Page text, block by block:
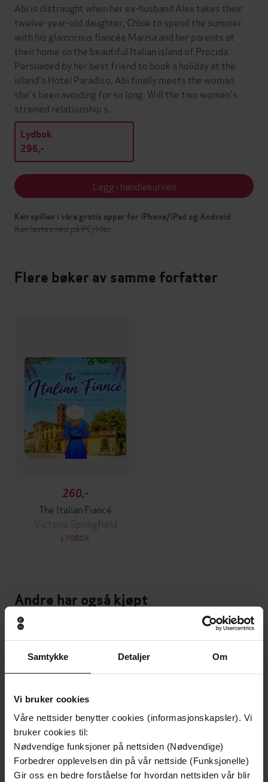
Samtykke Detaljer Om
Vi bruker cookies
Våre nettsider benytter cookies (informasjonskapsler). Vi
bruker cookies til:
Nødvendige funksjoner på nettsiden (Nødvendige)
Forbedrer opplevelsen din på vår nettside (Funksjonelle)
Gir oss en bedre forståelse for hvordan nettsiden vår blir
Abi is distraught when her ex-husband Alex takes their
twelve-year-old daughter, Chloe to spend the summer
with his glamorous fiancée Marisa and her parents at
their home on the beautiful Italian island of Procida.
Persuaded by her best friend to book a holiday at the
island's Hotel Paradiso, Abi finally meets the woman
she's been avoiding for so long. Will the two women's
strained relationship s…
Lydbok
296,-
Legg i handlekurven
Kan spilles i våre gratis apper for iPhone/iPad og Android
Kan lastes ned på PC/Mac
Flere bøker av samme forfatter
260,-
The Italian Fiancé
Victoria Springfield
LYDBOK
Andre har også kjøpt